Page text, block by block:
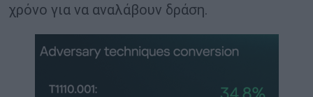
χρόνο για να αναλάβουν δράση.